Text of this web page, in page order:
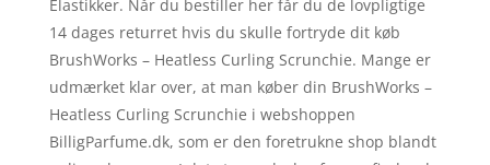
Elastikker. Når du bestiller her får du de lovpligtige
14 dages returret hvis du skulle fortryde dit køb
BrushWorks – Heatless Curling Scrunchie. Mange er
udmærket klar over, at man køber din BrushWorks –
Heatless Curling Scrunchie i webshoppen
BilligParfume.dk, som er den foretrukne shop blandt